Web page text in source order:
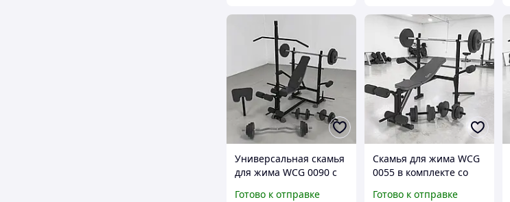
Универсальная скамья
для жима WCG 0090 с
Готово к отправке
Скамья для жима WCG
0055 в комплекте со
Готово к отправке